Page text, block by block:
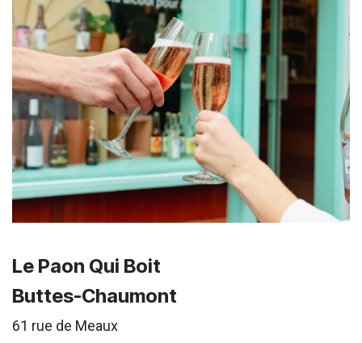
Le Paon Qui Boit
Buttes-Chaumont
61 rue de Meaux